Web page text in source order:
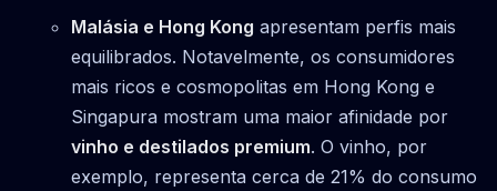
Malásia e Hong Kong apresentam perfis mais
equilibrados. Notavelmente, os consumidores
mais ricos e cosmopolitas em Hong Kong e
Singapura mostram uma maior afinidade por
vinho e destilados premium. O vinho, por
exemplo, representa cerca de 21% do consumo